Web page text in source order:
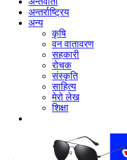
अन्तर्राष्‍ट्रिय
अन्य
कृषि
वन वातावरण
सहकारी
रोचक
संस्कृति
साहित्य
मेरो लेख
शिक्षा